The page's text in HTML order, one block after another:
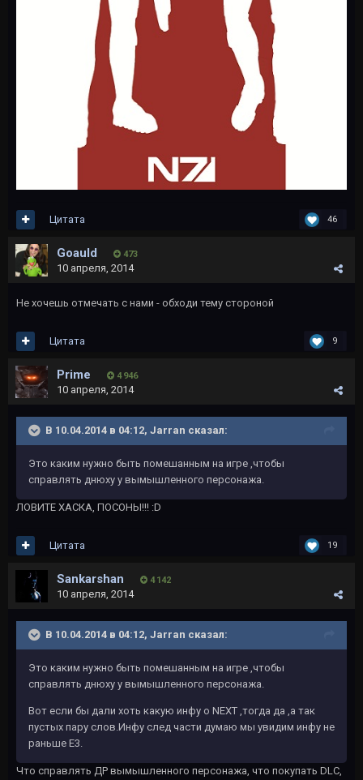
46
Цитата
Goauld 473
10 апреля, 2014
Не хочешь отмечать с нами - обходи тему стороной
9
Цитата
Primе 4 946
10 апреля, 2014
В 10.04.2014 в 04:12, Jarran сказал:
Это каким нужно быть помешанным на игре ,чтобы
справлять днюху у вымышленного персонажа.
ЛОВИТЕ ХАСКА, ПОСОНЫ!!! :D
19
Цитата
Sankarshan 4 142
10 апреля, 2014
В 10.04.2014 в 04:12, Jarran сказал:
Это каким нужно быть помешанным на игре ,чтобы
справлять днюху у вымышленного персонажа.
Вот если бы дали хоть какую инфу о NEXT ,тогда да ,а так
пустых пару слов.Инфу след части думаю мы увидим инфу не
раньше Е3.
Что справлять ДР вымышленного персонажа, что покупать DLC,